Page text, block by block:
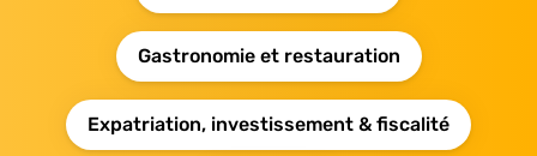
Gastronomie et restauration
Expatriation, investissement & fiscalité